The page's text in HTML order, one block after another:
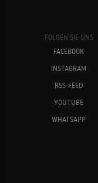
FOLGEN SIE UNS
FACEBOOK
INSTAGRAM
RSS-FEED
YOUTUBE
WHATSAPP